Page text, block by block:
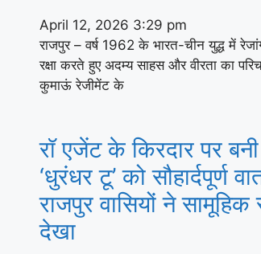
April 12, 2026 3:29 pm
राजपुर – वर्ष 1962 के भारत-चीन युद्ध में
रक्षा करते हुए अदम्य साहस और वीरता का
कुमाऊं रेजीमेंट के
रॉ एजेंट के किरदार पर
‘धुरंधर टू’ को सौहार्दपूर्ण
राजपुर वासियों ने
देखा